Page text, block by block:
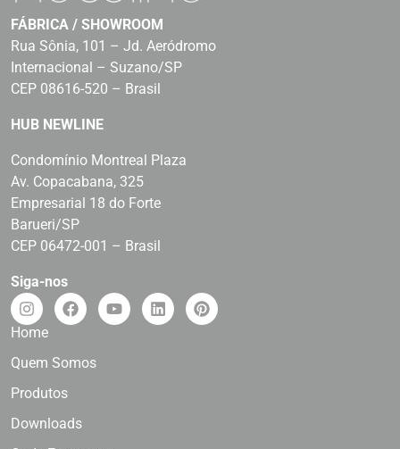
FÁBRICA / SHOWROOM
Rua Sônia, 101 – Jd. Aeródromo
Internacional – Suzano/SP
CEP 08616-520 – Brasil
HUB NEWLINE
Condomínio Montreal Plaza
Av. Copacabana, 325
Empresarial 18 do Forte
Barueri/SP
CEP 06472-001 – Brasil
Siga-nos
Home
Quem Somos
Produtos
Downloads